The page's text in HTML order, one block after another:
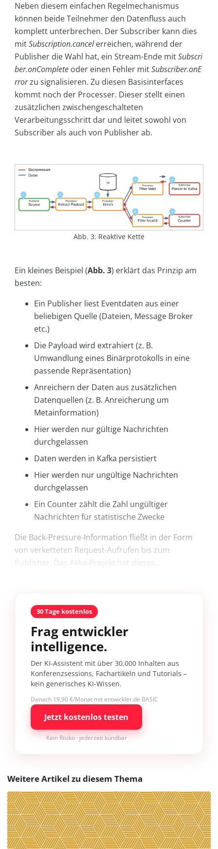
Neben diesem einfachen Regelmechanismus
können beide Teilnehmer den Datenfluss auch
komplett unterbrechen. Der Sub­scrib­er kann dies
mitSubscription.cancelerreichen, während der
Publisher die Wahl hat, ein Stream-Ende mitSubscri
ber.onComplete oder einen Fehler mitSub­scrib­er.onE
rrorzu signalisieren. Zu diesen Basisinterfaces
kommt noch der Processer. Dieser stellt einen
zusätzlichen zwischengeschalteten
Verarbeitungsschritt dar und leitet sowohl von
Subscriber als auch von Publisher ab.
Abb. 3: Reaktive Kette
Ein kleines Beispiel (Abb. 3) erklärt das Prinzip am
besten:
Ein Publisher liest Eventdaten aus einer
beliebigen Quelle (Dateien, Message Broker
etc.)
Die Payload wird extrahiert (z. B.
Umwandlung eines Binärprotokolls in eine
passende Repräsentation)
Anreichern der Daten aus zusätzlichen
Datenquellen (z. B. Anreicherung um
Metainformation)
Hier werden nur gültige Nachrichten
durchgelassen
Daten werden in Kafka persistiert
Hier werden nur ungültige Nachrichten
durchgelassen
Ein Counter zählt die Zahl ungültiger
Nachrichten für statistische Zwecke
Die Back-Pressure-Information fließt in der Form
von verketteten Request-Aufrufen bis zum
Publisher. Das Akka-Projekt hat dieses...
30 Tage kostenlos
Frag entwickler
intelligence.
Der KI-Assistent mit über 30.000 Inhalten aus
Konferenzsessions, Fachartikeln und Tutorials –
kein generisches KI-Wissen.
Danach 19,90 €/Monat mit entwickler.de BASIC
Jetzt kostenlos testen
Kein Risiko · jederzeit kündbar
Weitere Artikel zu diesem Thema